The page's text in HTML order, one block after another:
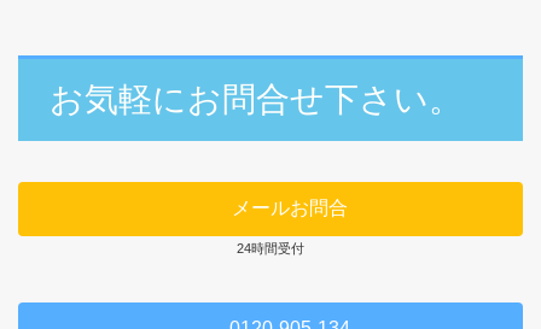
お気軽にお問合せ下さい。
メールお問合
24時間受付